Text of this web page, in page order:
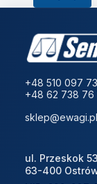
+48 510 097
+48 62 738 76
sklep@ewagi.pl
ul. Przeskok 53
63-400